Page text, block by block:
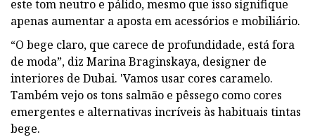
este tom neutro e pálido, mesmo que isso signifique
apenas aumentar a aposta em acessórios e mobiliário.
“O bege claro, que carece de profundidade, está fora
de moda”, diz Marina Braginskaya, designer de
interiores de Dubai. 'Vamos usar cores caramelo.
Também vejo os tons salmão e pêssego como cores
emergentes e alternativas incríveis às habituais tintas
bege.